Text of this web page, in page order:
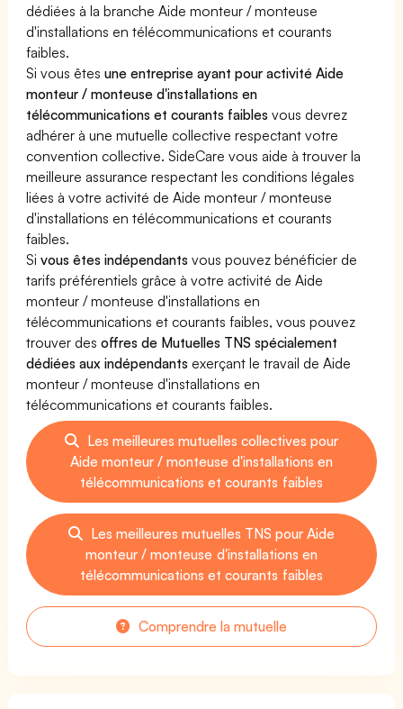
dédiées à la branche Aide monteur / monteuse
d'installations en télécommunications et courants
faibles.
Si vous êtesune entreprise ayant pour activité Aide
monteur / monteuse d'installations en
télécommunications et courants faibles vous devrez
adhérer à une mutuelle collective respectant votre
convention collective. SideCare vous aide à trouver la
meilleure assurance respectant les conditions légales
liées à votre activité de Aide monteur / monteuse
d'installations en télécommunications et courants
faibles.
Sivous êtes indépendants vous pouvez bénéficier de
tarifs préférentiels grâce à votre activité de Aide
monteur / monteuse d'installations en
télécommunications et courants faibles, vous pouvez
trouver desoffres de Mutuelles TNS spécialement
dédiées aux indépendants exerçant le travail de Aide
monteur / monteuse d'installations en
télécommunications et courants faibles.
Les meilleures mutuelles collectives pour
Aide monteur / monteuse d'installations en
télécommunications et courants faibles
Les meilleures mutuelles TNS pour Aide
monteur / monteuse d'installations en
télécommunications et courants faibles
Comprendre la mutuelle